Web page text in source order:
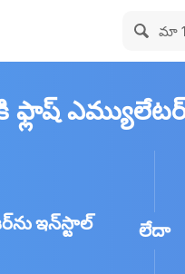
ఫ్లాష్
ఇన్‌స్టాల్
లేదా